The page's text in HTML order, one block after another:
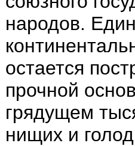
народов.
остается
прочной
грядущем
нищих и